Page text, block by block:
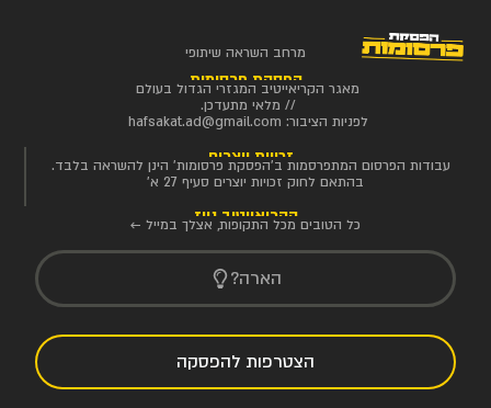
מרחב השראה שיתופי
הפסקת פרסומות
מאגר הקריאייטיב המגזרי הגדול בעולם
// מלאי מתעדכן.
לפניות הציבור: hafsakat.ad@gmail.com
זכויות יוצרים
עבודות הפרסום המתפרסמות ב'הפסקת פרסומות' הינן להשראה בלבד.
בהתאם לחוק זכויות יוצרים סעיף 27 א'
הקריאייטיב ניוז
כל הטובים מכל התקופות, אצלך במייל ←
הארה?
הצטרפות להפסקה